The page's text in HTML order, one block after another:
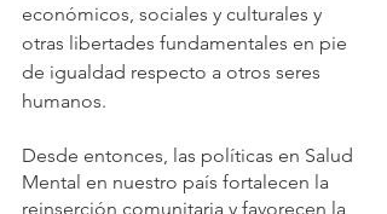
económicos, sociales y culturales y
otras libertades fundamentales en pie
de igualdad respecto a otros seres
humanos.
Desde entonces, las políticas en Salud
Mental en nuestro país fortalecen la
reinserción comunitaria y favorecen la